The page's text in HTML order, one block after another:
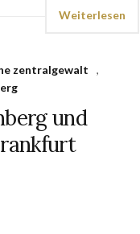
Weiterlesen
zentralgewalt
,
und